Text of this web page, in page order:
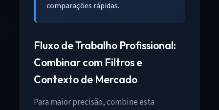
comparações rápidas.
Fluxo de Trabalho Profissional:
Combinar com Filtros e
Contexto de Mercado
Para maior precisão, combine esta